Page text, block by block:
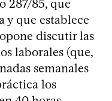
287/85, que
y que establece
discutir las
laborales (que,
semanales
los